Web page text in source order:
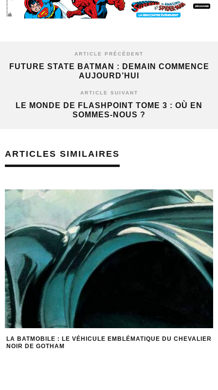
ARTICLE PRÉCÉDENT
FUTURE STATE BATMAN : DEMAIN COMMENCE
AUJOURD’HUI
ARTICLE SUIVANT
LE MONDE DE FLASHPOINT TOME 3 : OÙ EN
SOMMES-NOUS ?
ARTICLES SIMILAIRES
LA BATMOBILE : LE VÉHICULE EMBLÉMATIQUE DU CHEVALIER
NOIR DE GOTHAM